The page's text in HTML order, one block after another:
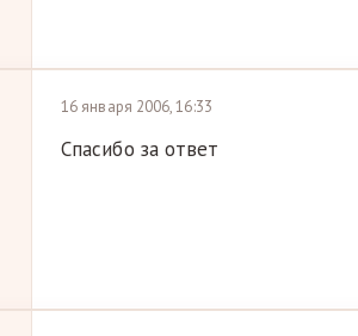
16 января 2006, 16:33
Спасибо за ответ